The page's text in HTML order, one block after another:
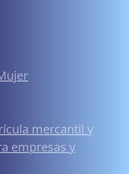
mercantil y
empresas y